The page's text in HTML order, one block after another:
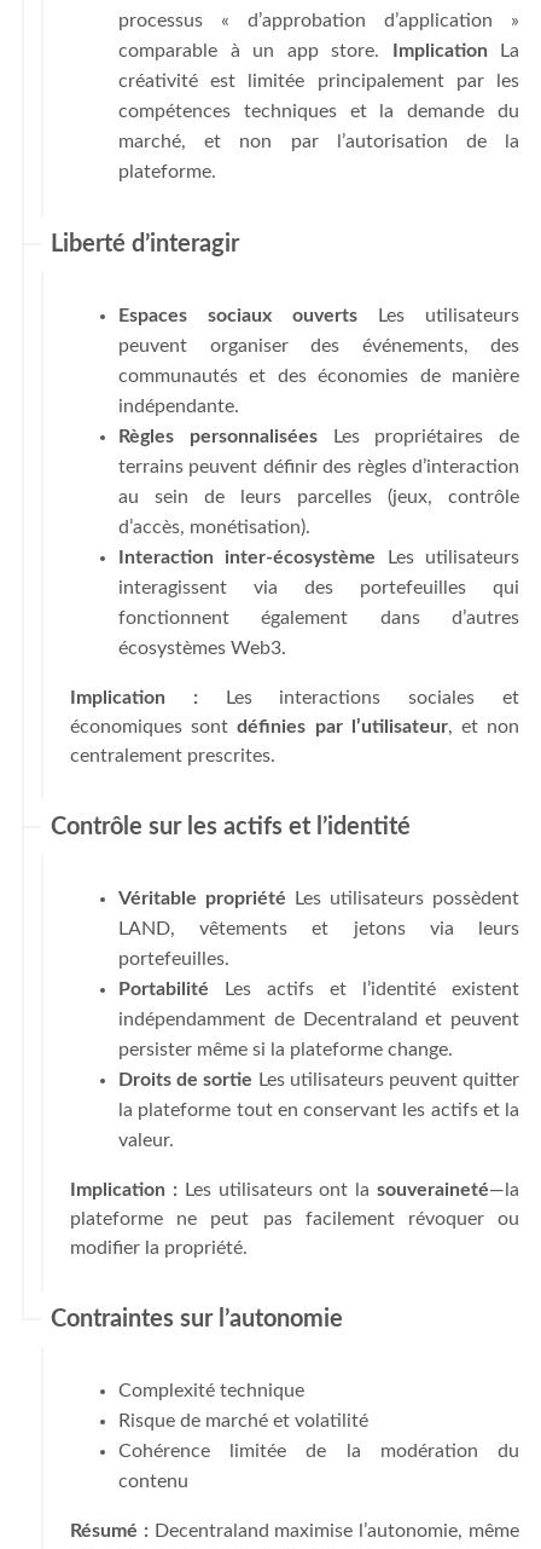
processus « d’approbation d’application »
comparable à un app store.
Implication La
créativité est limitée principalement par les
compétences techniques et la demande du
marché, et non par l’autorisation de la
plateforme.
Liberté d’interagir
Espaces sociaux ouverts Les utilisateurs
peuvent organiser des événements, des
communautés et des économies de manière
indépendante.
Règles personnaliséesLes propriétaires de
terrains peuvent définir des règles d’interaction
au sein de leurs parcelles (jeux, contrôle
d’accès, monétisation).
Interaction inter-écosystème Les utilisateurs
interagissent via des portefeuilles qui
fonctionnent également dans d’autres
écosystèmes Web3.
Implication : Les interactions sociales et
économiques sontdéfinies par l’utilisateur, et non
centralement prescrites.
Contrôle sur les actifs et l’identité
Véritable propriété Les utilisateurs possèdent
LAND, vêtements et jetons via leurs
portefeuilles.
Portabilité Les actifs et l’identité existent
indépendamment de Decentraland et peuvent
persister même si la plateforme change.
Droits de sortie Les utilisateurs peuvent quitter
la plateforme tout en conservant les actifs et la
valeur.
Implication : Les utilisateurs ont lasouveraineté—la
plateforme ne peut pas facilement révoquer ou
modifier la propriété.
Contraintes sur l’autonomie
Complexité technique
Risque de marché et volatilité
Cohérence limitée de la modération du
contenu
Résumé : Decentraland maximise l’autonomie, même